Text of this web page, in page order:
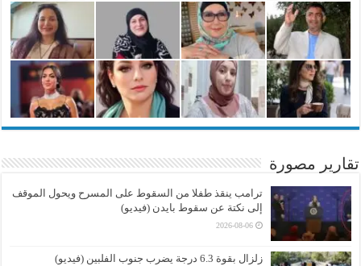
تقارير مصورة
ترامب ينقذ طفلا من السقوط على المسرح ويحول الموقف
إلى نكتة عن سقوط بايدن (فيديو)
2026-08-06
زلزال بقوة 6.3 درجة يضرب جنوب الفلبين (فيديو)